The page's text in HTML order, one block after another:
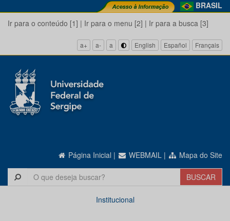
BRASIL
Ir para o conteúdo [1] | Ir para o menu [2] | Ir para a busca [3]
a+ a- a English Español Français
Página Inicial | WEBMAIL | Mapa do Site
Institucional